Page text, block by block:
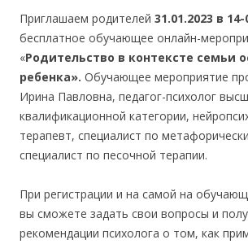
Приглашаем родителей 31.01.2023 в
бесплатное обучающее онлайн-
«Родительство в контексте семьи
ребенка». Обучающее мероприятие
Ирина Павловна, педагог-психолог
квалификационной категории,
терапевт, специалист по
специалист по песочной терапии.
При регистрации и на самой на
вы сможете задать свои вопросы и
рекомендации психолога о том, как